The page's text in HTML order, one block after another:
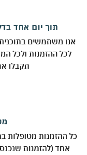
תוך יום אחד בדלת
לכל ההזמנות ולכל
תקבלו את
ההזמנות מטופלות